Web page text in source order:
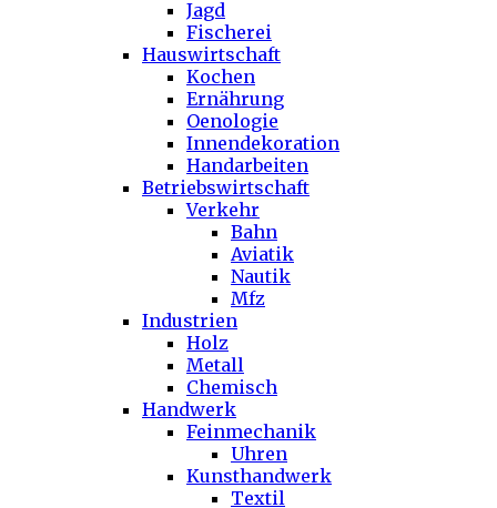
Jagd
Fischerei
Hauswirtschaft
Kochen
Ernährung
Oenologie
Innendekoration
Handarbeiten
Betriebswirtschaft
Verkehr
Bahn
Aviatik
Nautik
Mfz
Industrien
Holz
Metall
Chemisch
Handwerk
Feinmechanik
Uhren
Kunsthandwerk
Textil